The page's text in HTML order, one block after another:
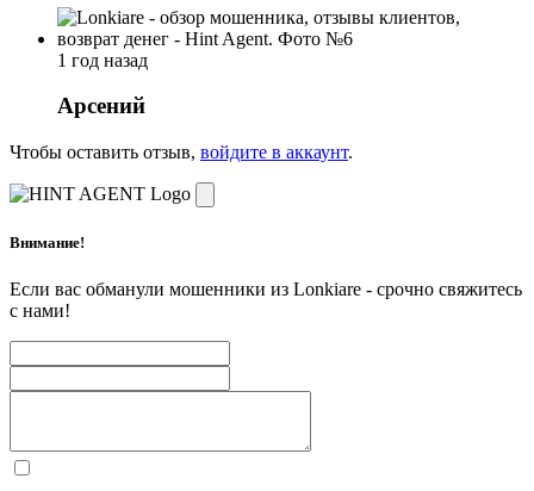
1 год назад
Арсений
Чтобы оставить отзыв, войдите в аккаунт.
Внимание!
Если вас обманули мошенники из Lonkiare - срочно свяжитесь
с нами!